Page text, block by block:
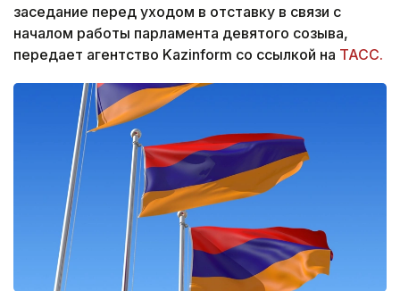
заседание перед уходом в отставку в связи с
началом работы парламента девятого созыва,
передает агентство Kazinform со ссылкой на ТАСС.